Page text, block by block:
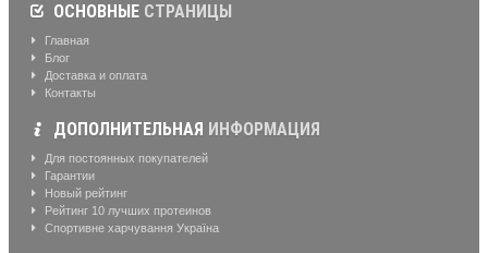
ОСНОВНЫЕ СТРАНИЦЫ
Главная
Блог
Доставка и оплата
Контакты
ДОПОЛНИТЕЛЬНАЯ ИНФОРМАЦИЯ
Для постоянных покупателей
Гарантии
Новый рейтинг
Рейтинг 10 лучших протеинов
Спортивне харчування Україна